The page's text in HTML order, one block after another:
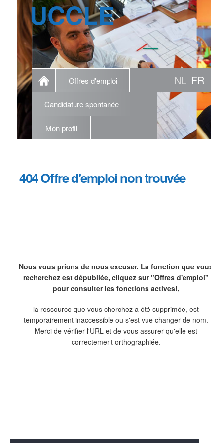
UCCLE
Offres d'emploi
Candidature spontanée
Mon profil
NL FR
404 Offre d'emploi non trouvée
Nous vous prions de nous excuser. La fonction que vous
recherchez est dépubliée, cliquez sur "Offres d'emploi"
pour consulter les fonctions actives!,
la ressource que vous cherchez a été supprimée, est
temporairement inaccessible ou s'est vue changer de nom.
Merci de vérifier l'URL et de vous assurer qu'elle est
correctement orthographiée.